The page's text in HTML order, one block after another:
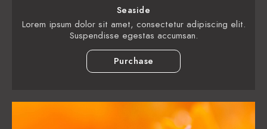
Seaside
Lorem ipsum dolor sit amet, consectetur adipiscing elit.
Suspendisse egestas accumsan.
Purchase